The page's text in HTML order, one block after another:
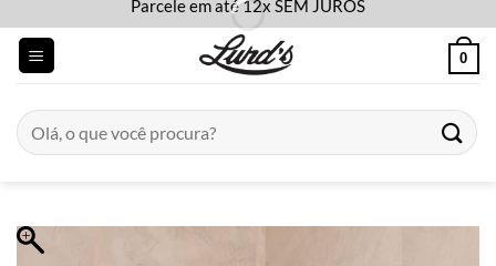
content
Parcele em até 12x SEM JUROS
0
Pesquisar
por: